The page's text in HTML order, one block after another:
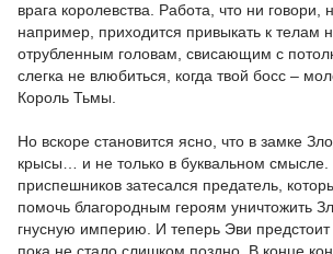
врага королевства. Работа, что ни говори,
например, приходится привыкать к телам
отрубленным головам, свисающим с
слегка не влюбиться, когда твой босс –
Король Тьмы.
Но вскоре становится ясно, что в замке
крысы… и не только в буквальном
приспешников затесался предатель,
помочь благородным героям уничтожить
гнусную империю. И теперь Эви предстоит